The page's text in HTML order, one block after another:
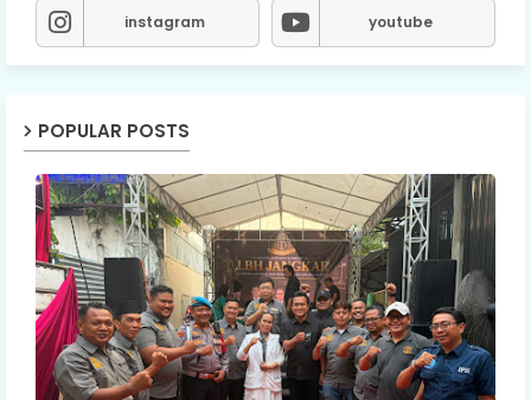
instagram youtube
POPULAR POSTS